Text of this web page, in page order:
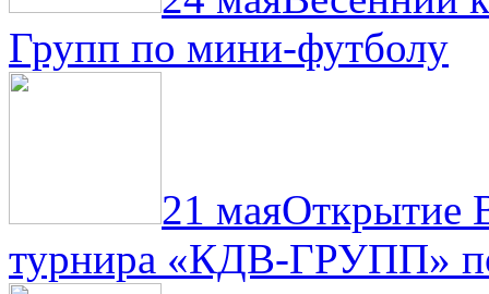
Групп по мини-футболу
21 маяОткрытие
турнира «КДВ-ГРУПП»